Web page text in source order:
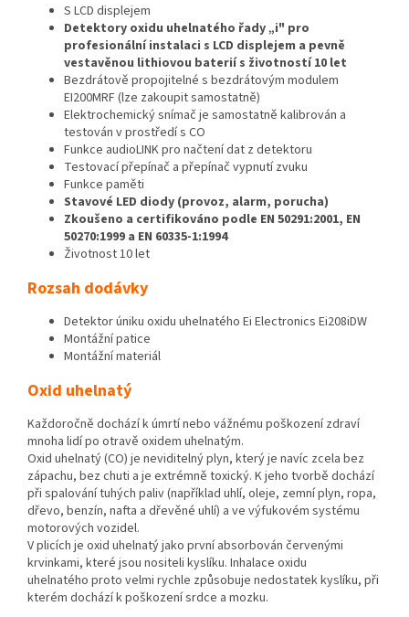
S LCD displejem
Detektory oxidu uhelnatého řady „i" pro
profesionální instalaci s LCD displejem a pevně
vestavěnou lithiovou baterií s životností 10 let
Bezdrátově propojitelné s bezdrátovým modulem
EI200MRF (lze zakoupit samostatně)
Elektrochemický snímač je samostatně kalibrován a
testován v prostředí s CO
Funkce audioLINK pro načtení dat z detektoru
Testovací přepínač a přepínač vypnutí zvuku
Funkce paměti
Stavové LED diody (provoz, alarm, porucha)
Zkoušeno a certifikováno podle EN 50291:2001, EN
50270:1999 a EN 60335-1:1994
Životnost 10 let
Rozsah dodávky
Detektor úniku oxidu uhelnatého Ei Electronics Ei208iDW
Montážní patice
Montážní materiál
Oxid uhelnatý
Každoročně dochází k úmrtí nebo vážnému poškození zdraví
mnoha lidí po otravě oxidem uhelnatým.
Oxid uhelnatý (CO) je neviditelný plyn, který je navíc zcela bez
zápachu, bez chuti a je extrémně toxický. K jeho tvorbě dochází
při spalování tuhých paliv (například uhlí, oleje, zemní plyn, ropa,
dřevo, benzín, nafta a dřevěné uhlí) a ve výfukovém systému
motorových vozidel.
V plicích je oxid uhelnatý jako první absorbován červenými
krvinkami, které jsou nositeli kyslíku. Inhalace oxidu
uhelnatého proto velmi rychle způsobuje nedostatek kyslíku, při
kterém dochází k poškození srdce a mozku.